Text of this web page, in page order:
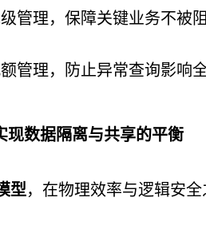
管理，保障关键业务不被
管理，防止异常查询影响
现数据隔离与共享的平衡
型，在物理效率与逻辑安